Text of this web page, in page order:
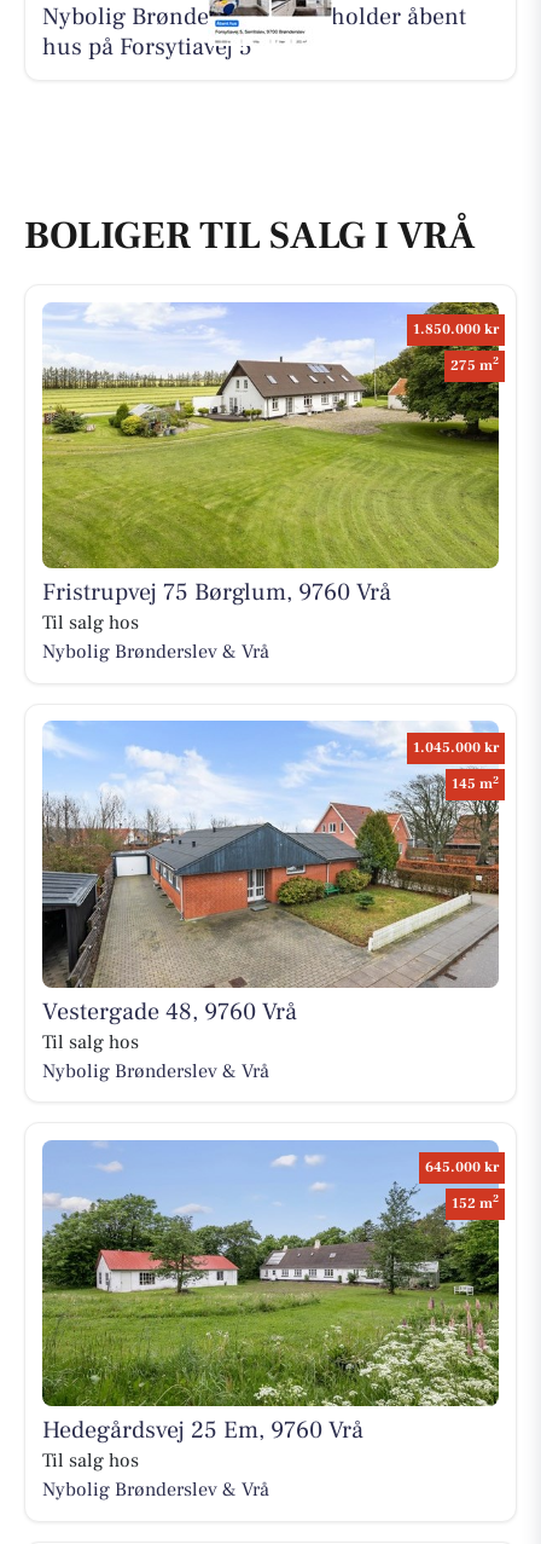
Nybolig Brønderslev & Vrå holder åbent
hus på Forsytiavej 5
BOLIGER TIL SALG I VRÅ
1.850.000 kr
275 m2
Fristrupvej 75 Børglum, 9760 Vrå
Til salg hos
Nybolig Brønderslev & Vrå
1.045.000 kr
145 m2
Vestergade 48, 9760 Vrå
Til salg hos
Nybolig Brønderslev & Vrå
645.000 kr
152 m2
Hedegårdsvej 25 Em, 9760 Vrå
Til salg hos
Nybolig Brønderslev & Vrå